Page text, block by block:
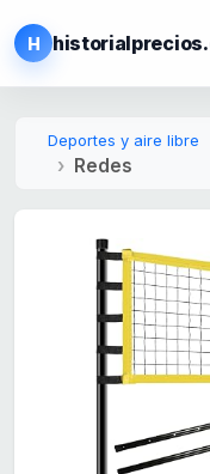
H
Deportes y aire libre
Redes